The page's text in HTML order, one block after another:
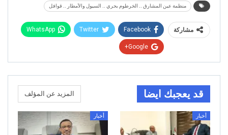
منظمة عين المشارق .. الخرطوم بحري .. السيول والأمطار .. قوافل
مشاركة Facebook
Twitter
WhatsApp
Google+
قد يعجبك ايضا المزيد عن المؤلف
أخبار أخبار